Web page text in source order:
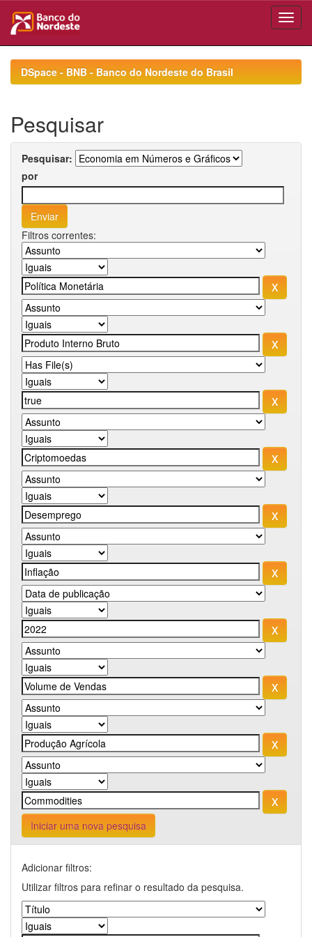
navigationDSpace - BNB - Banco do Nordeste do Brasil
Pesquisar
Pesquisar:
por
Filtros correntes:
Iniciar uma nova pesquisa
Adicionar filtros:
Utilizar filtros para refinar o resultado da pesquisa.